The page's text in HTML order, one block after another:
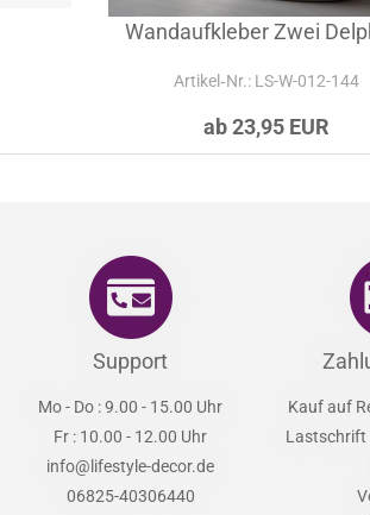
Wandaufkleber Zwei
Artikel‑Nr.: LS-W-012-144
ab 23,95 EUR
Support
Mo - Do : 9.00 - 15.00 Uhr
Fr : 10.00 - 12.00 Uhr
info@lifestyle-decor.de
06825-40306440
Kauf auf
Lastschrift